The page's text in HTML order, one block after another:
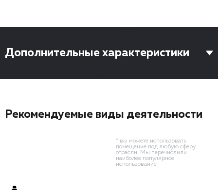
Дополнительные характеристики
Рекомендуемые виды деятельности
* вы можете использовать
помещение под любую сферу
отрасли. Мы перечислили
наиболее популярное
использование